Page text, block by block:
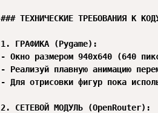
### ТЕХНИЧЕСКИЕ ТРЕБОВАНИЯ К
1. ГРАФИКА (Pygame):
- Окно размером 940x640 (640
- Реализуй плавную анимацию
- Для отрисовки фигур пока
2. СЕТЕВОЙ МОДУЛЬ (OpenRouter):